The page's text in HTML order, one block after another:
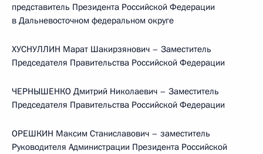
представитель Президента Российской Федерации
в Дальневосточном федеральном округе
ХУСНУЛЛИН Марат Шакирзянович – Заместитель
Председателя Правительства Российской Федерации
ЧЕРНЫШЕНКО Дмитрий Николаевич – Заместитель
Председателя Правительства Российской Федерации
ОРЕШКИН Максим Станиславович – заместитель
Руководителя Администрации Президента Российской